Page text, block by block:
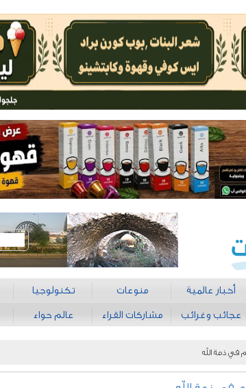
أخبار عالمية منوعات تكنولوجيا
عجائب وغرائب مشاركات القراء عالم حواء
في ذمة الله